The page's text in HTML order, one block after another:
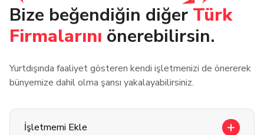
Bize beğendiğin diğer Türk
Firmalarını önerebilirsin.
Yurtdışında faaliyet gösteren kendi işletmenizi de önererek
bünyemize dahil olma şansı yakalayabilirsiniz.
İşletmemi Ekle